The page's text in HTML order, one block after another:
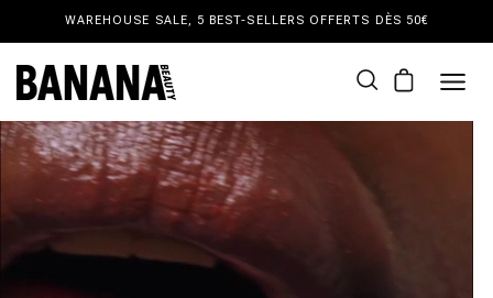
passer
au
contenu
WAREHOUSE SALE, 5 BEST-SELLERS OFFERTS DÈS 50€
Panier